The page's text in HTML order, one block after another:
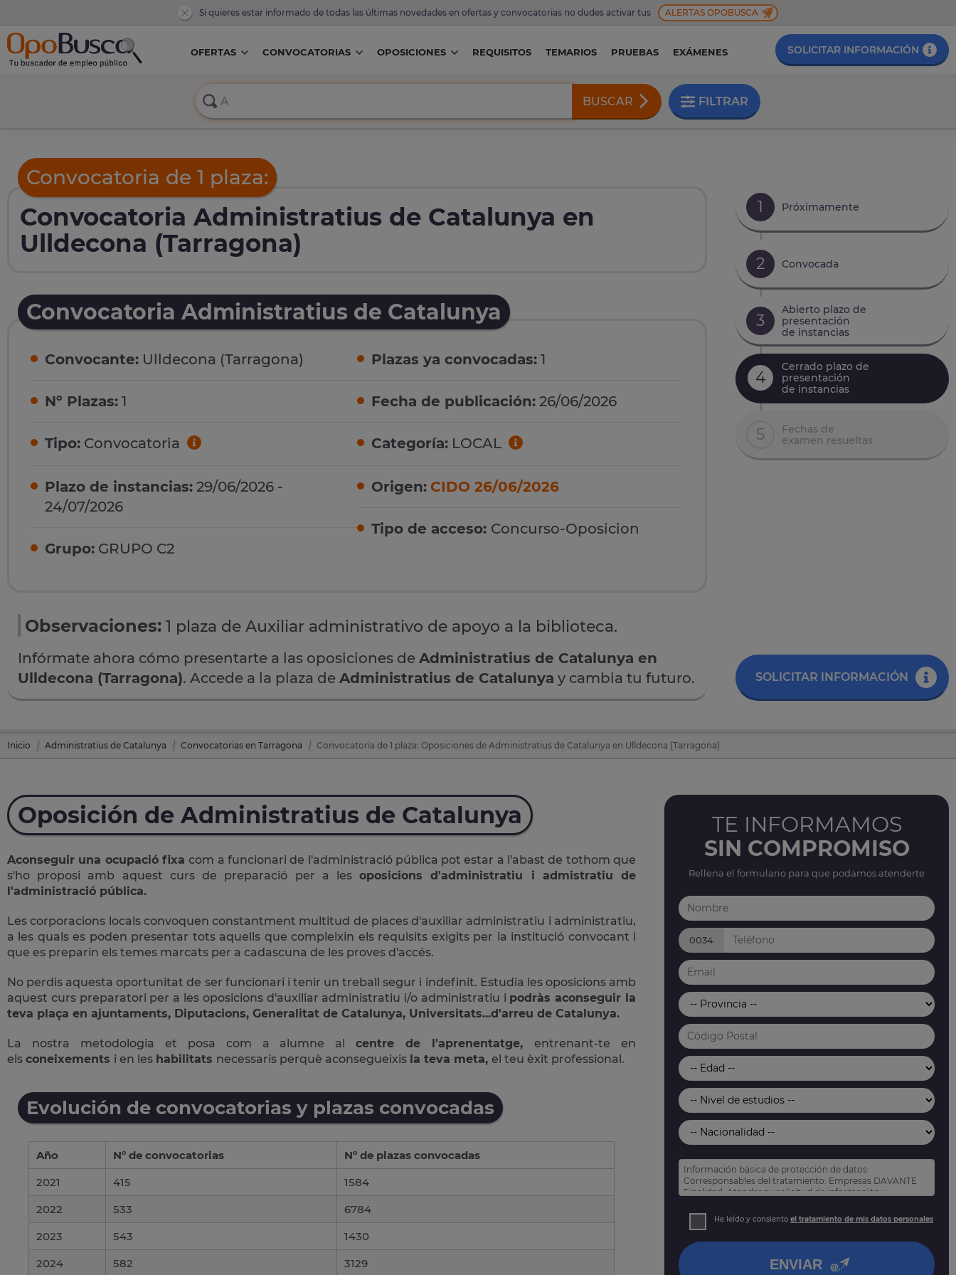
Si quieres estar informado de todas las últimas novedades en ofertas y convocatorias no dudes activar tus ALERTAS OPOBUSCA
OFERTAS CONVOCATORIAS OPOSICIONES REQUISITOS TEMARIOS PRUEBAS EXÁMENES SOLICITAR INFORMACIÓN
BUSCAR FILTRAR
Convocatoria de 1 plaza:
Convocatoria Administratius de Catalunya en
Ulldecona (Tarragona)
Convocatoria Administratius de Catalunya
Convocante: Ulldecona (Tarragona)
Nº Plazas: 1
Tipo: Convocatoria
Plazo de instancias: 29/06/2026 -
24/07/2026
Grupo: GRUPO C2
Plazas ya convocadas: 1
Fecha de publicación: 26/06/2026
Categoría: LOCAL
Origen: CIDO 26/06/2026
Tipo de acceso: Concurso-Oposicion
Observaciones: 1 plaza de Auxiliar administrativo de apoyo a la biblioteca.
Infórmate ahora cómo presentarte a las oposiciones de Administratius de Catalunya en
Ulldecona (Tarragona). Accede a la plaza de Administratius de Catalunya y cambia tu futuro.
1 Próximamente
2 Convocada
3
Abierto plazo de
presentación
de instancias
4
Cerrado plazo de
presentación
de instancias
5
Fechas de
examen resueltas
SOLICITAR INFORMACIÓN
Inicio Administratius de Catalunya Convocatorias en Tarragona Convocatoria de 1 plaza: Oposiciones de Administratius de Catalunya en Ulldecona (Tarragona)
Oposición de Administratius de Catalunya
Aconseguir una ocupació fixacom a funcionari de l'administració pública pot estar a l'abast de tothom que
s'ho proposi amb aquest curs de preparació per a lesoposicions d'administratiu i admistratiu de
l'administració pública.
Les corporacions locals convoquen constantment multitud de places d'auxiliar administratiu i administratiu,
a les quals es poden presentar tots aquells que compleixin els requisits exigits per la institució convocant i
que es preparin els temes marcats per a cadascuna de les proves d'accés.
No perdis aquesta oportunitat de ser funcionari i tenir un treball segur i indefinit. Estudia les oposicions amb
aquest curs preparatori per a les oposicions d'auxiliar administratiu i/o administratiu i podràs aconseguir la
teva plaça en ajuntaments, Diputacions, Generalitat de Catalunya, Universitats...d'arreu de Catalunya.
La nostra metodologia et posa com a alumne alcentre de l'aprenentatge,entrenant-te en
els coneixements i en les habilitats necessaris perquè aconsegueixis la teva meta, el teu èxit professional.
Evolución de convocatorias y plazas convocadas
Año Nº de convocatorias
Nº de plazas convocadas
2021
415
1584
2022
533
6784
2023
543
1430
2024
582
3129
TE INFORMAMOS
SIN COMPROMISO
Rellena el formulario para que podamos atenderte
0034
Información básica de protección de datos:
Corresponsables del tratamiento: Empresas DAVANTE
Finalidad: Atender su solicitud de información y
Derechos: Puede acceder, rectificar y suprimir sus
datos, así como otros derechos tal y como se explica
He leído y consiento el tratamiento de mis datos personales
ENVIAR